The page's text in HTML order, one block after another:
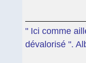
" Ici comme
dévalorisé ".